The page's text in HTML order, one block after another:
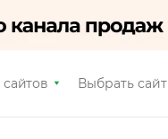
Выбрать сайт